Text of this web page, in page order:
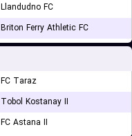
Llandudno FC
Briton Ferry Athletic FC
FC Taraz
Tobol Kostanay II
FC Astana II